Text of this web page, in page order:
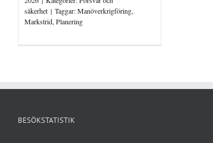
säkerhet | Taggar:Manöverkrigföring,
Markstrid, Planering
BESÖKSTATISTIK